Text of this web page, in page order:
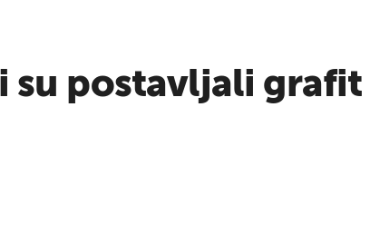
su postavljali grafit